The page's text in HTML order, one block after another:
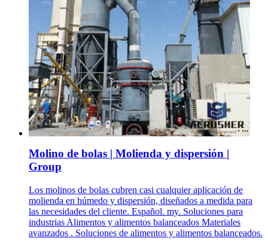
Molino de bolas | Molienda y dispersión |
Group
Los molinos de bolas cubren casi cualquier aplicación de
molienda en húmedo y dispersión, diseñados a medida para
las necesidades del cliente. Español. my. Soluciones para
industrias Alimentos y alimentos balanceados Materiales
avanzados . Soluciones de alimentos y alimentos balanceados.